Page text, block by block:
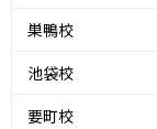
巣鴨校
池袋校
要町校